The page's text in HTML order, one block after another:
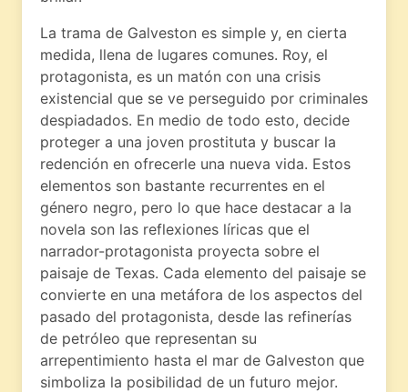
La trama de Galveston es simple y, en cierta
medida, llena de lugares comunes. Roy, el
protagonista, es un matón con una crisis
existencial que se ve perseguido por criminales
despiadados. En medio de todo esto, decide
proteger a una joven prostituta y buscar la
redención en ofrecerle una nueva vida. Estos
elementos son bastante recurrentes en el
género negro, pero lo que hace destacar a la
novela son las reflexiones líricas que el
narrador-protagonista proyecta sobre el
paisaje de Texas. Cada elemento del paisaje se
convierte en una metáfora de los aspectos del
pasado del protagonista, desde las refinerías
de petróleo que representan su
arrepentimiento hasta el mar de Galveston que
simboliza la posibilidad de un futuro mejor.